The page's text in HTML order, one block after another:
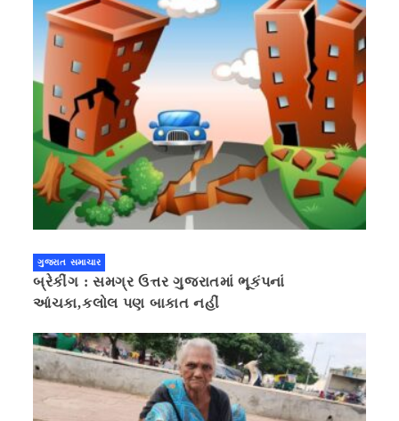
ગુજરાત સમાચાર
બ્રેકીંગ : સમગ્ર ઉત્તર ગુજરાતમાં ભૂકંપનાં
આંચકા,કલોલ પણ બાકાત નહીં